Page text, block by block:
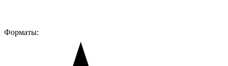
Форматы: